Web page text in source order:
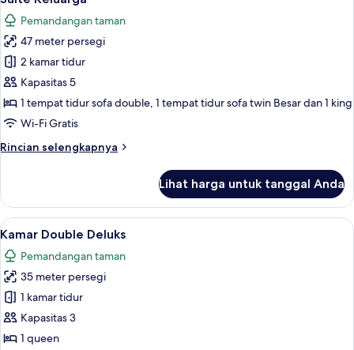
semua
foto
untuk
Suite
Keluarga
Pemandangan taman
47 meter persegi
2 kamar tidur
Kapasitas 5
1 tempat tidur sofa double, 1 tempat tidur sofa twin Besar dan 1 king
Wi-Fi Gratis
Rincian selengkapnya
Rincian
Suite
Keluarga
Lihat harga untuk tanggal Anda
Lihat
semua
foto
untuk
Kamar
Double
Deluks
Kamar Double Deluks | Seprai
8
Kamar Double Deluks
Pemandangan taman
35 meter persegi
1 kamar tidur
Kapasitas 3
1 queen